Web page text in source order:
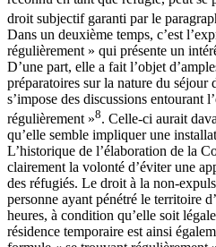
droit subjectif garanti par le
Dans un deuxième temps, c’est
régulièrement » qui présente un
D’une part, elle a fait l’objet
préparatoires sur la nature du séjour
s’impose des discussions entourant
régulièrement »8. Celle-ci aurait
qu’elle semble impliquer une
L’historique de l’élaboration de la
clairement la volonté d’éviter une
des réfugiés. Le droit à la non-
personne ayant pénétré le territoire
heures, à condition qu’elle soit
résidence temporaire est ainsi